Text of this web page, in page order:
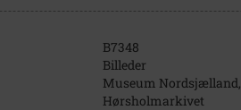
B7348
Billeder
Museum Nordsjælland,
Hørsholmarkivet